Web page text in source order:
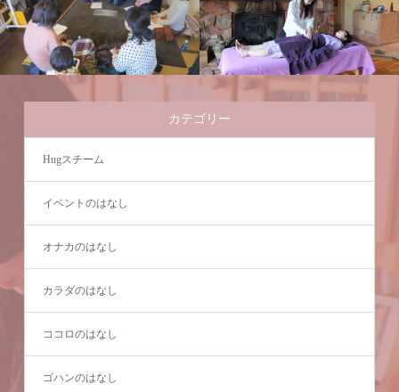
カテゴリー
Hugスチーム
イベントのはなし
オナカのはなし
カラダのはなし
ココロのはなし
ゴハンのはなし